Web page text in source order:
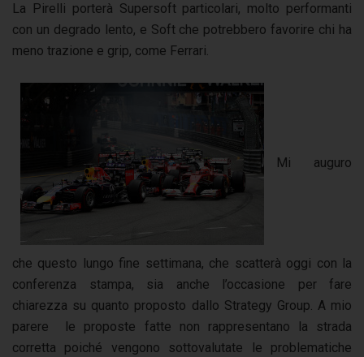
La Pirelli porterà Supersoft particolari, molto performanti
con un degrado lento, e Soft che potrebbero favorire chi ha
meno trazione e grip, come Ferrari.
Mi auguro
che questo lungo fine settimana, che scatterà oggi con la
conferenza stampa, sia anche l’occasione per fare
chiarezza su quanto proposto dallo Strategy Group. A mio
parere le proposte fatte non rappresentano la strada
corretta poiché vengono sottovalutate le problematiche